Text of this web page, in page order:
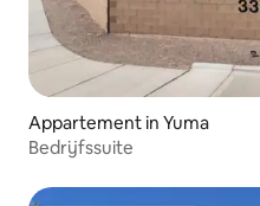
Appartement in Yuma
Bedrijfssuite